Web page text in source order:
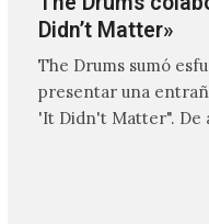
Didn’t Matter»
The Drums sumó
presentar una
'It Didn't Matter". De